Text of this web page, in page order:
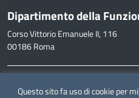
Questo sito fa uso di cookie per
Dipartimento della
Corso Vittorio Emanuele II, 116
00186 Roma